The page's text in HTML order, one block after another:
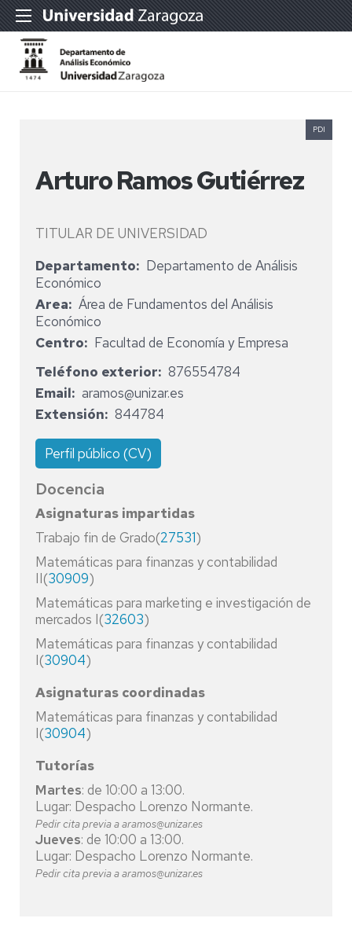
Arturo Ramos Gutiérrez
TITULAR DE UNIVERSIDAD
PDI
Departamento
Departamento de Análisis
Económico
Area
Área de Fundamentos del Análisis
Económico
Centro
Facultad de Economía y Empresa
Teléfono exterior
876554784
Email
aramos@unizar.es
Extensión
844784
Perfil público (CV)
Docencia
Asignaturas impartidas
Trabajo fin de Grado(27531)
Matemáticas para finanzas y contabilidad
II(30909)
Matemáticas para marketing e investigación de
mercados I(32603)
Matemáticas para finanzas y contabilidad
I(30904)
Asignaturas coordinadas
Matemáticas para finanzas y contabilidad
I(30904)
Tutorías
Martes: de 10:00 a 13:00.
Lugar: Despacho Lorenzo Normante.
Pedir cita previa a aramos@unizar.es
Jueves: de 10:00 a 13:00.
Lugar: Despacho Lorenzo Normante.
Pedir cita previa a aramos@unizar.es